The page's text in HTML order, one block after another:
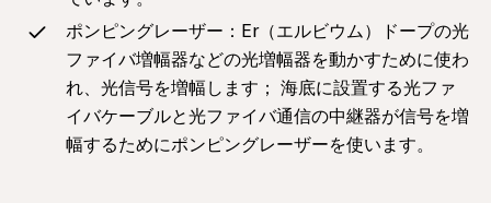
ポンピングレーザー：Er（エルビウム）ドープの光
ファイバ増幅器などの光増幅器を動かすために使わ
れ、光信号を増幅します； 海底に設置する光ファ
イバケーブルと光ファイバ通信の中継器が信号を増
幅するためにポンピングレーザーを使います。